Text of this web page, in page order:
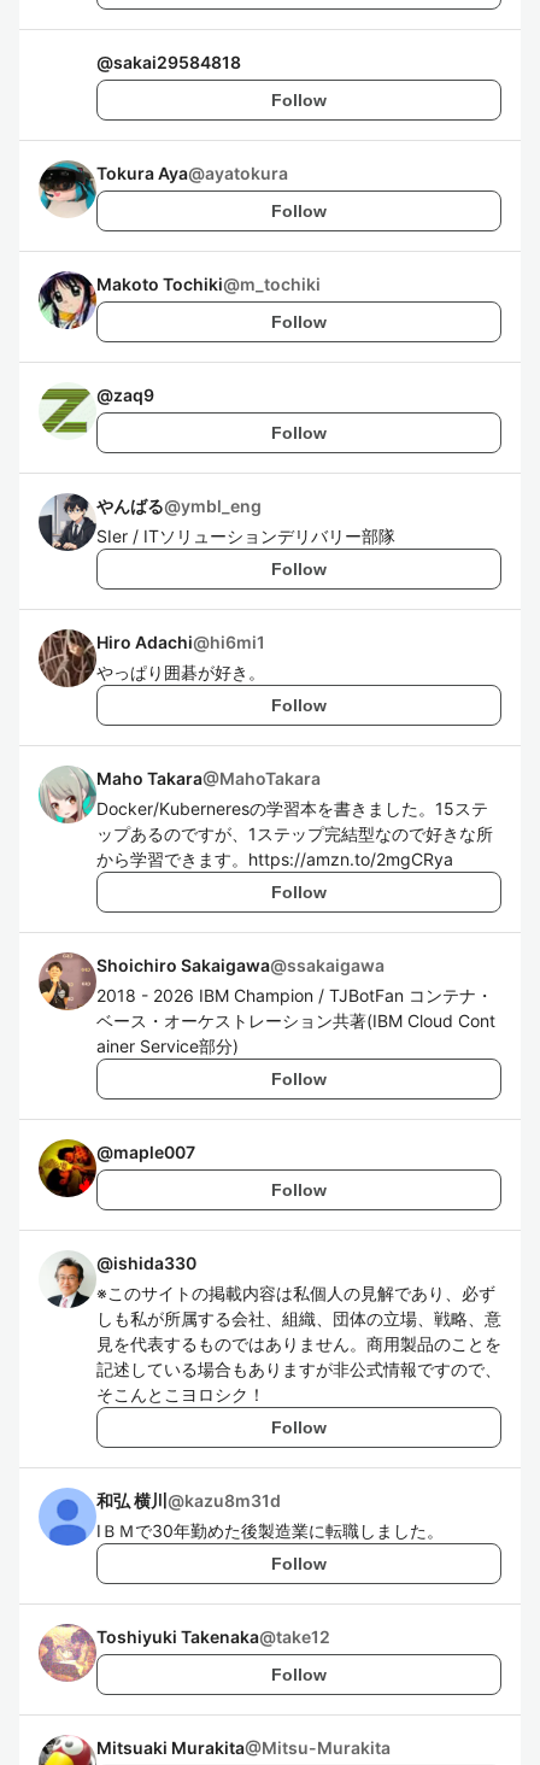
@sakai29584818
Follow
Tokura Aya@ayatokura
Follow
Makoto Tochiki@m_tochiki
Follow
@zaq9
Follow
やんばる@ymbl_eng
SIer / ITソリューションデリバリー部隊
Follow
Hiro Adachi@hi6mi1
やっぱり囲碁が好き。
Follow
Maho Takara@MahoTakara
Docker/Kuberneresの学習本を書きました。15ステ
ップあるのですが、1ステップ完結型なので好きな所
から学習できます。https://amzn.to/2mgCRya
Follow
Shoichiro Sakaigawa@ssakaigawa
2018 - 2026 IBM Champion / TJBotFan コンテナ・
ベース・オーケストレーション共著(IBM Cloud Cont
ainer Service部分)
Follow
@maple007
Follow
@ishida330
※このサイトの掲載内容は私個人の見解であり、必ず
しも私が所属する会社、組織、団体の立場、戦略、意
見を代表するものではありません。商用製品のことを
記述している場合もありますが非公式情報ですので、
そこんとこヨロシク！
Follow
和弘 横川 @kazu8m31d
IＢＭで30年勤めた後製造業に転職しました。
Follow
Toshiyuki Takenaka@take12
Follow
Mitsuaki Murakita@Mitsu-Murakita